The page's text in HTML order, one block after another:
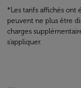
*Les tarifs affichés ont
peuvent ne plus être
charges
s'appliquer.